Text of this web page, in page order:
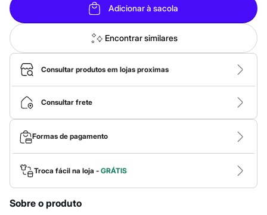
Novidades
Roupas
Blusas e Camisetas
Básicos
Calças
Casacos e Jaquetas
Jeans
Macacões
Saias
Shorts e Bermudas
Vestidos
Acessórios
Bolsas
Bonés e Chapéus
Bijoux
Cintos
Óculos
Relógios
Calçados
Botas
Adicionar à sacola
Encontrar similares
Consultar produtos em lojas proximas
Consultar frete
Formas de pagamento
Troca fácil na loja - GRÁTIS
Sobre o produto